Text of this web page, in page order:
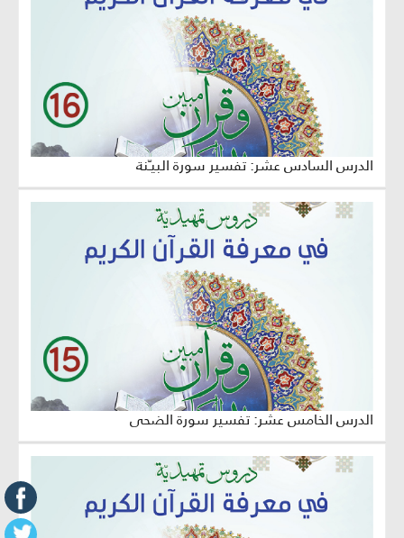
الدرس السادس عشر: تفسير سورة البيـّنة
الدرس الخامس عشر: تفسير سورة الضحى